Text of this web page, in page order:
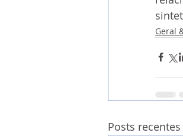
Geral
Posts recentes